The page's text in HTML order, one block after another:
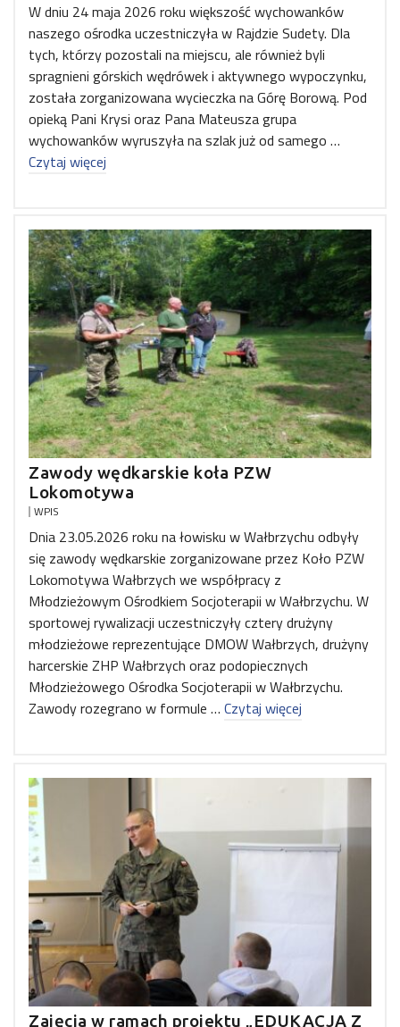
W dniu 24 maja 2026 roku większość wychowanków
naszego ośrodka uczestniczyła w Rajdzie Sudety. Dla
tych, którzy pozostali na miejscu, ale również byli
spragnieni górskich wędrówek i aktywnego wypoczynku,
została zorganizowana wycieczka na Górę Borową. Pod
opieką Pani Krysi oraz Pana Mateusza grupa
wychowanków wyruszyła na szlak już od samego …
Czytaj więcej
Zawody wędkarskie koła PZW
Lokomotywa
WPIS
Dnia 23.05.2026 roku na łowisku w Wałbrzychu odbyły
się zawody wędkarskie zorganizowane przez Koło PZW
Lokomotywa Wałbrzych we współpracy z
Młodzieżowym Ośrodkiem Socjoterapii w Wałbrzychu. W
sportowej rywalizacji uczestniczyły cztery drużyny
młodzieżowe reprezentujące DMOW Wałbrzych, drużyny
harcerskie ZHP Wałbrzych oraz podopiecznych
Młodzieżowego Ośrodka Socjoterapii w Wałbrzychu.
Zawody rozegrano w formule … Czytaj więcej
Zajęcia w ramach projektu „EDUKACJA Z